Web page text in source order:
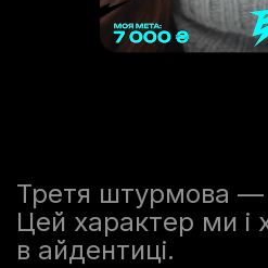
Третя штурмова —
Цей характер ми і
в айдентиці.